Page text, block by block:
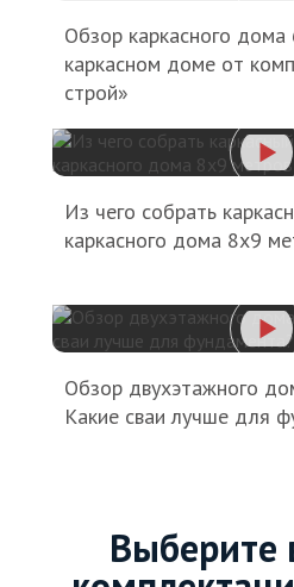
Обзор каркасного дома
каркасном доме от
строй»
Из чего собрать
каркасного дома 8х9
Обзор двухэтажного
Какие сваи лучше для
Выберите